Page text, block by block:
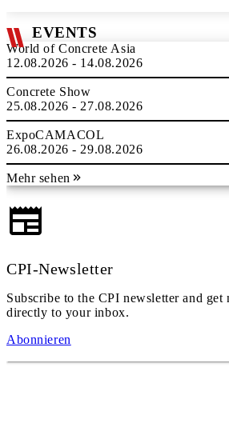
EVENTS
World of Concrete Asia
12.08.2026 - 14.08.2026
Concrete Show
25.08.2026 - 27.08.2026
ExpoCAMACOL
26.08.2026 - 29.08.2026
Mehr sehen
CPI-Newsletter
Subscribe to the CPI newsletter and get
directly to your inbox.
Abonnieren